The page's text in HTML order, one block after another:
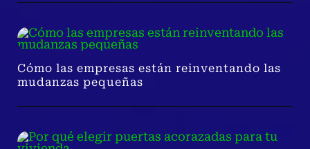
Cómo las empresas están reinventando las
mudanzas pequeñas